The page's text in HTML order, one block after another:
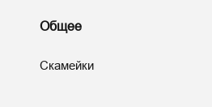
Общее
Скамейки